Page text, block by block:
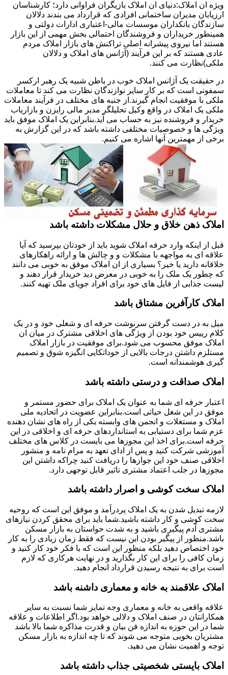
ویژه ان املاک:دنیای ان املاک بازیگران فراوانی دارد؛ کارشناسان
ارزیابان مدیران ساختمانی افرادی که قرارداد می بندند دلالان
سازندگان بانکداران موسسات مالی-اعتباری ادارات دولتی و
همینطور خریداران و فروشندگان احتمالی بخش مهمی از این بازار
هستند اما نیروی پیشرانه اصلی تراکنش های بازار املاک مردم
عادی هستند که بر این فرآیند (آژانس های املاک و دلالان
ملکی)نظارت می کنند.
در حقیقت یک آژانس املاک خوب در باطن شبیه یک رهبر ارکسر
سمفونی است که بر کار سایر نوازندگان نظارت می کند تا معاملات
ملکی با موفقیت انجام گیرند.از جنبه های مختلف در فرآیند معاملات
ملکی یک املاک در واقع وکیل تحلیلگر مدیر مالی رایزن و بازاریاب
خریدار و فروشنده نیز به حساب می آید.بنابراین یک املاک موفق باید
ویژگی ها و خصوصیات مختلفی داشته باشد که در این گزارش به
برخی از مهمترین آنها اشاره می کنیم.
املاک ذهن خلاق و حلال مشکلات داشته باشد
قبل از اینکه وارد حرفه املاک شوید باید از خودتان بپرسید که آیا
علاقه ای به مواجهه با مشکلات و و چالش ها و ارائه راهکارهای
خلاقانه دارید یا خیر؟ بسیاری از ان املاک موفق به خوبی می دانند
که چطور یک ملک را به خوبی در معرض دید خریدار قرار دهند و
لیست جذابی از فایل های خود برای افراد جویای ملک تهیه کنند.
املاک کارآفرین مشتاق باشد
میل به در دست گرفتن سرنوشت حرفه ای و شغلی خود و در یک
کلام رییس خود بودن از ویژگی های اخلاقی مشترک در میان ان
املاک موفق محسوب می شود.برای موفقیت در بازار املاک
مستلزم داشتن درجات بالایی از خوداتکایی انگیزه شوق و تصمیم
گیری هوشمندانه است.
املاک صداقت و درستی داشته باشد
اعتبار حرفه ای شما به عنوان یک املاک برای حضور مستمر و
موفق در این شغل حیاتی است.بنابراین عضویت در اتحادیه ملی
املاک و مستغلات و انجمن های وابسته یکی از راه های نشان دهنده
عزم شما برای دستیابی به استانداردهای حرفه ای و اخلاقی در این
حرفه است.برای اخذ این مجوزها می بایست در کلاس های مختلف
آموزشی شرکت کنید و پس از ادای تعهد به مرام نامه و منشور
اخلاقی صنف خود این جوازها را دریافت کنید چراکه داشتن این
مجوزها در جلب اعتماد مشتری تاثیر قابل توجهی دارد.
املاک سخت کوشی و اصرار داشته باشد
لازمه تبدیل شدن به یک املاک پردرآمد و موفق این است که روحیه
سخت کوشی و کار داشته باشید.شما باید برای محقق کردن نیازهای
مشتری آدم پیگیری باشید و به شدت حواستان به بازار مسکن
باشد.منظور از پیگیر بودن این نیست که فقط زمان زیادی را به کار
خود اختصاص دهید بلکه منظور این است که با فکر خود کار کنید و
زمان کافی را برای این کار بگذارید و در نهایت هرکاری که لازم
است برای به نتیجه رسیدن قرارداد انجام دهید.
املاک علاقمند به خانه و معماری داشنه باشد
علاقه واقعی به خانه و معماری وجه تمایز شما نسبت به سایر
همکارانتان در صنف املاک و دلالی خواهد بود.اگر اطلاعات و علاقه
شما در این حوزه به اندازه فن بیان و قدرت مذاکره شما بالا باشد
مشتریان بخوبی متوجه می شوند که تا چه اندازه به بازار مسکن
توجه و اهمیت نشان می دهید.
املاک بایستی شخصیتی جذاب داشته باشد